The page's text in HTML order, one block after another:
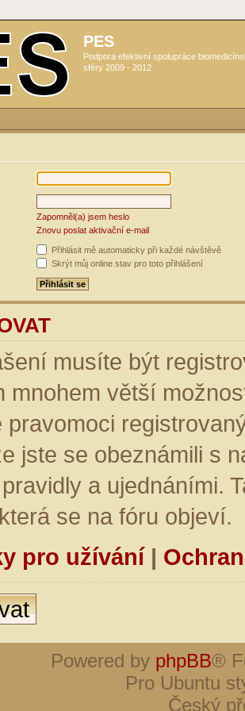
PES
Podpora efektivní spolupráce
sféry 2009 - 2012
Zapomněl(a) jsem heslo
Znovu poslat aktivační e-mail
Přihlásit mě automaticky při každé návštěvě
Skrýt můj online stav pro toto přihlášení
musíte být
mnohem větší
pravomoci
jste se obeznámili s
a ujednáními.
se na fóru objeví.
pro užívání|
Powered by phpBB®
Pro Ubuntu
Český